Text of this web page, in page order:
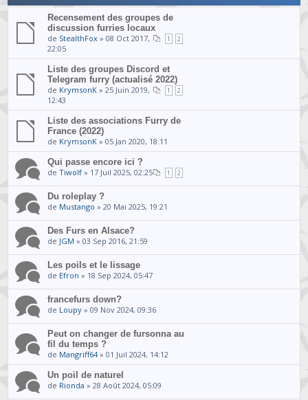
Recensement des groupes de
discussion furries locaux
1 2
de StealthFox » 08 Oct 2017,
22:05
Liste des groupes Discord et
Telegram furry (actualisé 2022)
1 2
de KrymsonK » 25 Juin 2019,
12:43
Liste des associations Furry de
France (2022)
de KrymsonK » 05 Jan 2020, 18:11
Qui passe encore ici ?
1 2
deTiwolf » 17 Juil 2025, 02:25
Du roleplay ?
de Mustango » 20 Mai 2025, 19:21
Des Furs en Alsace?
de JGM » 03 Sep 2016, 21:59
Les poils et le lissage
de Efron » 18 Sep 2024, 05:47
francefurs down?
de Loupy » 09 Nov 2024, 09:36
Peut on changer de fursonna au
fil du temps ?
de Mangriff64» 01 Juil 2024, 14:12
Un poil de naturel
de Rionda » 28 Août 2024, 05:09